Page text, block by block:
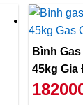
Bình
45kg Gia